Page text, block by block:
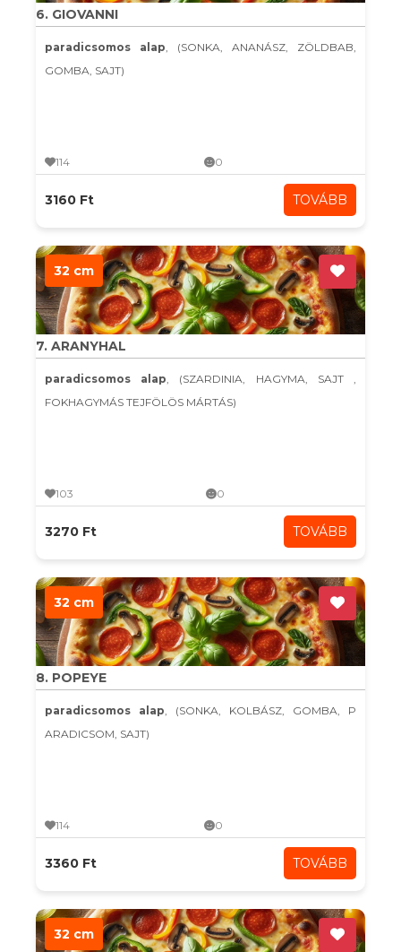
6. GIOVANNI
paradicsomos alap, (SONKA, ANANÁSZ, ZÖLDBAB,
GOMBA, SAJT)
114 0
3160 Ft TOVÁBB
32 cm
7. ARANYHAL
paradicsomos alap, (SZARDINIA, HAGYMA, SAJT ,
FOKHAGYMÁS TEJFÖLÖS MÁRTÁS)
103 0
3270 Ft TOVÁBB
32 cm
8. POPEYE
paradicsomos alap, (SONKA, KOLBÁSZ, GOMBA, P
ARADICSOM, SAJT)
114 0
3360 Ft TOVÁBB
32 cm